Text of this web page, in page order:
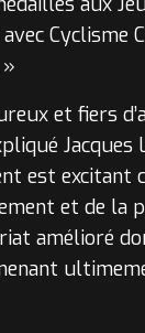
et fiers
est
et de
amélioré